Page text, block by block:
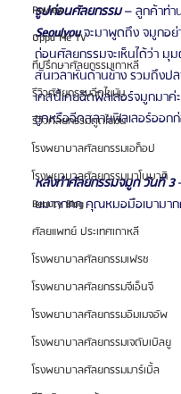
Review
Oppa Me TV
ที่ปรึกษาศัลยกรรมเกาหลี
รีวิวศัลยกรรมฉีดไขมัน
รีวิวศัลยกรรมดูดไขมัน
โรงพยาบาลศัลยกรรมเอท็อป
โรงพยาบาลศัลยกรรมบาโนบากิ
Beauty Blog
ศัลยแพทย์ ประเทศเกาหลี
โรงพยาบาลศัลยกรรมเฟรช
โรงพยาบาลศัลยกรรมจีเอ็นจี
โรงพยาบาลศัลยกรรมอิมเมจอัพ
โรงพยาบาลศัลยกรรมเจดับเบิลยู
โรงพยาบาลศัลยกรรมมาร์เบิ้ล
รูปก่อนศัลยกรรม – ลูกค้าท่า
Seoulyouจะมาพูดถึง จมูกอย่
ก่อนศัลยกรรมจะเห็นได้ว่า มุ
สันเวลาหันด้านข้าง รวมถึง
เคสนี้เคยฉีดฟิลเลอร์จมูกมาค่
ขูดหรือฉีดสลายฟิลเลอร์ออก
หลังทำศัลยกรรมจมูก วันที่ 3
ยมาากกก คุณหมอมือเบามาก